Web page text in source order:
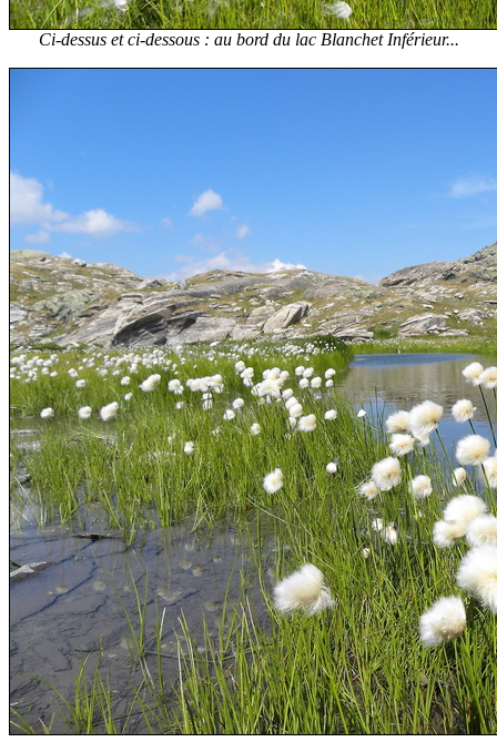
Ci-dessus et ci-dessous : au bord du lac Blanchet Inférieur...